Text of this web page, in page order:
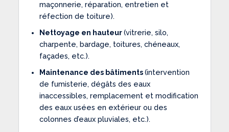
maçonnerie, réparation, entretien et
réfection de toiture).
Nettoyage en hauteur(vitrerie, silo,
charpente, bardage, toitures, chéneaux,
façades, etc.).
Maintenance des bâtiments(intervention
de fumisterie, dégâts des eaux
inaccessibles, remplacement et modification
des eaux usées en extérieur ou des
colonnes d’eaux pluviales, etc.).